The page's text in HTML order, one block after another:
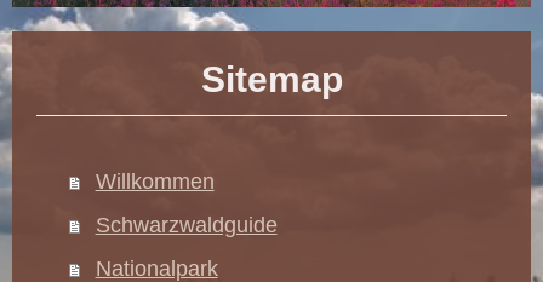
Sitemap
Willkommen
Schwarzwaldguide
Nationalpark